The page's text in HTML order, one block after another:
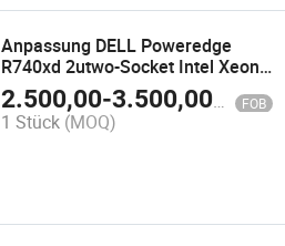
Anpassung DELL Poweredge
R740xd 2utwo-Socket Intel Xeon
Prozessor Rack-Server
2.500,00-3.500,00$ FOB
1 Stück (MOQ)